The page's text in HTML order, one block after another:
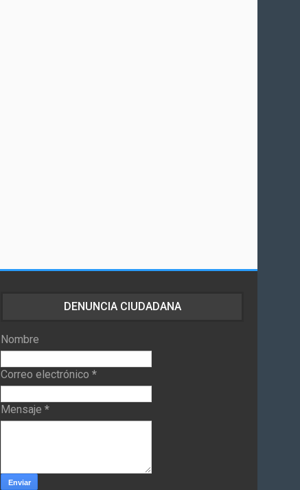
DENUNCIA CIUDADANA
Nombre
Correo electrónico *
Mensaje *